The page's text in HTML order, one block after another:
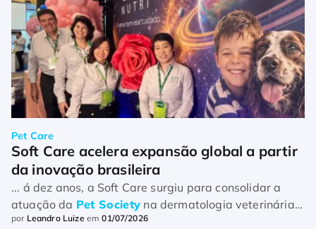
Pet Care
Soft Care acelera expansão global a partir
da inovação brasileira
... á dez anos, a Soft Care surgiu para consolidar a
atuação da Pet Society na dermatologia veterinária.
Uma década depois, a marca ultrapassou esse
por Leandro Luize em01/07/2026